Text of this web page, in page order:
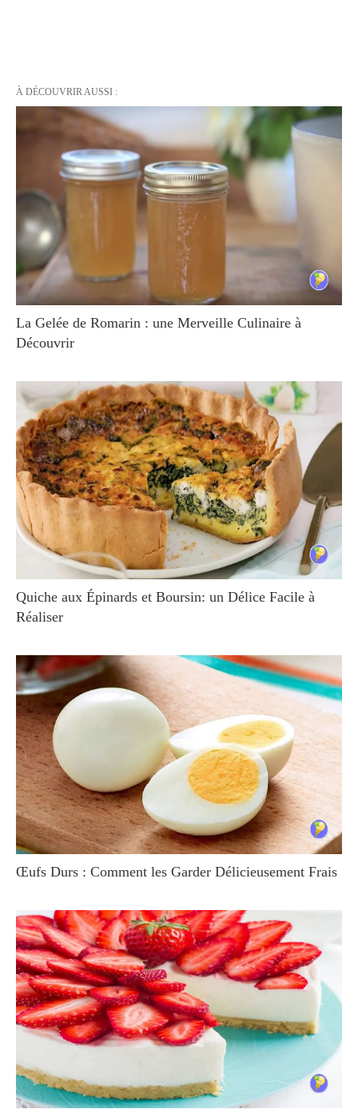
À DÉCOUVRIR AUSSI :
La Gelée de Romarin : une Merveille Culinaire à
Découvrir
Quiche aux Épinards et Boursin: un Délice Facile à
Réaliser
Œufs Durs : Comment les Garder Délicieusement Frais